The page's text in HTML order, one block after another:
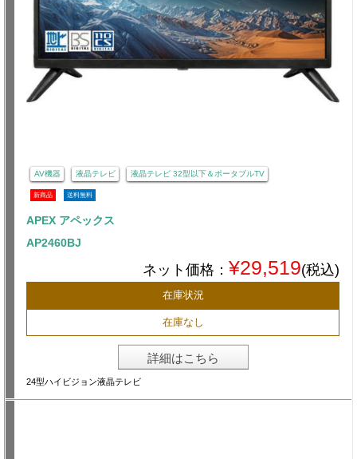
AV機器 液晶テレビ 液晶テレビ 32型以下＆ポータブルTV
新商品 送料無料
APEX アペックス
AP2460BJ
ネット価格： ¥29,519(税込)
在庫状況
在庫なし
詳細はこちら
24型ハイビジョン液晶テレビ